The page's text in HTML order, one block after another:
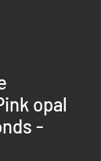
opal
-